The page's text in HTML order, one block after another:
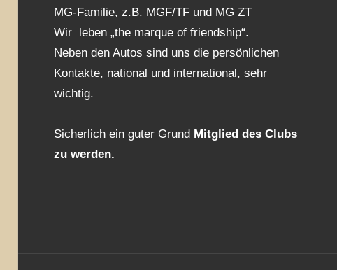
MG-Familie, z.B. MGF/TF und MG ZT
Wir leben „the marque of friendship“.
Neben den Autos sind uns die persönlichen
Kontakte, national und international, sehr
wichtig.
Sicherlich ein guter Grund Mitglied des Clubs
zu werden.